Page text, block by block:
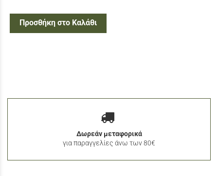
Προσθήκη στο Καλάθι
Δωρεάν μεταφορικά
για παραγγελίες άνω των 80€